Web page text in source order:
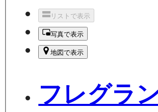
リストで表示
写真で表示
地図で表示
フレグラ